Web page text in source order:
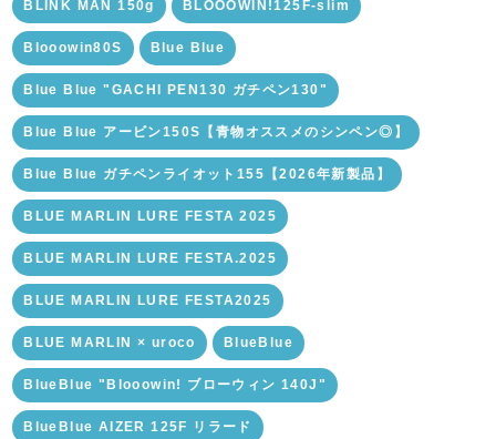
BLINK MAN 150g BLOOOWIN!125F-slim
Blooowin80S Blue Blue
Blue Blue "GACHI PEN130 ガチペン130"
Blue Blue アービン150S【青物オススメのシンペン◎】
Blue Blue ガチペンライオット155【2026年新製品】
BLUE MARLIN LURE FESTA 2025
BLUE MARLIN LURE FESTA.2025
BLUE MARLIN LURE FESTA2025
BLUE MARLIN × uroco BlueBlue
BlueBlue "Blooowin! ブローウィン 140J"
BlueBlue AIZER 125F リラード